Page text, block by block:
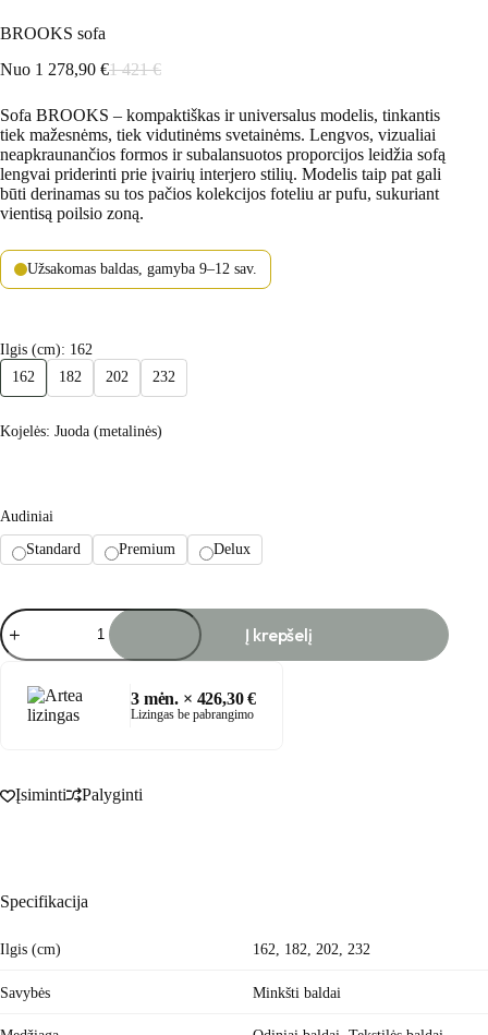
BROOKS sofa
Nuo 1 278,90 €1 421€
Sofa BROOKS – kompaktiškas ir universalus modelis, tinkantis
tiek mažesnėms, tiek vidutinėms svetainėms. Lengvos, vizualiai
neapkraunančios formos ir subalansuotos proporcijos leidžia sofą
lengvai priderinti prie įvairių interjero stilių. Modelis taip pat gali
būti derinamas su tos pačios kolekcijos foteliu ar pufu, sukuriant
vientisą poilsio zoną.
Užsakomas baldas, gamyba 9–12 sav.
Ilgis (cm): 162
162
182 202 232
Kojelės: Juoda (metalinės)
Audiniai
Standard
Premium Delux
produkto
kiekis:
BROOKS
Į krepšelį
3mėn. × 426,30€
Lizingas be pabrangimo
Įsiminti Palyginti
Specifikacija
Ilgis (cm) 162, 182, 202, 232
Savybės Minkšti baldai